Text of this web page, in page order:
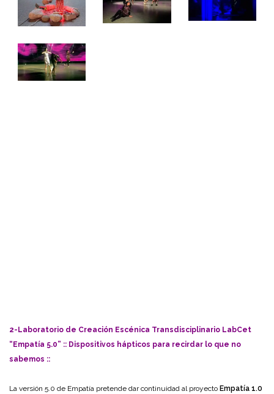
2-Laboratorio de Creación Escénica Transdisciplinario LabCet
“Empatía 5.0” :: Dispositivos hápticos para recirdar lo que no
sabemos ::
La versión 5.0 de Empatía pretende dar continuidad al proyecto Empatía 1.0